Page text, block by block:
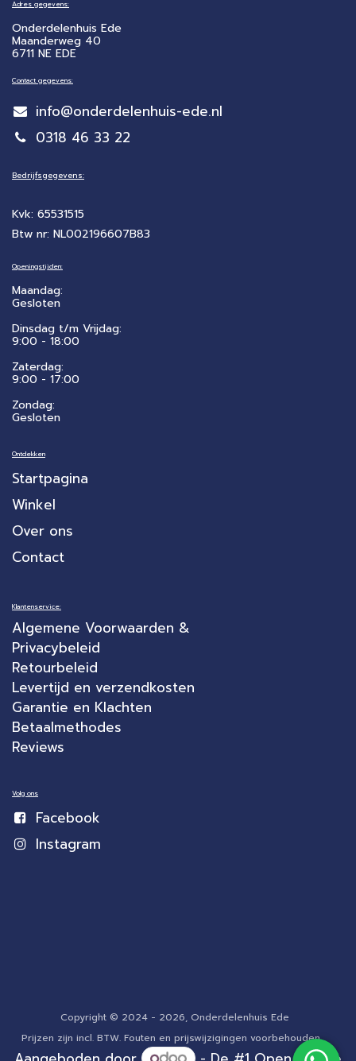
Adres gegevens:
Onderdelenhuis Ede
Maanderweg 40
6711 NE EDE
Contact gegevens:
info@onderdelenhuis-ede.nl
0318 46 33 22
Bedrijfsgegevens:
Kvk: 65531515
Btw nr: NL002196607B83
Openingstijden:
Maandag:
Gesloten
Dinsdag t/m Vrijdag:
9:00 - 18:00
Zaterdag:
​9:00 - 17:00
Zondag:
Gesloten
Ontdekken
Startpagina
Winkel
Over ons
Contact
Klantenservice:
Algemene Voorwaarden &
Privacybeleid
Retourbeleid
Levertijd en verzendkosten
Garantie en Klachten
Betaalmethodes
Reviews
Volg ons
Facebook
Instagram
Copyright © 2024 - 2026, Onderdelenhuis Ede
Prijzen zijn incl. BTW. Fouten en prijswijzigingen voorbehouden.